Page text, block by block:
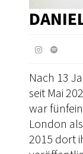
Nach 13
seit Mai
war
London
2015 dort